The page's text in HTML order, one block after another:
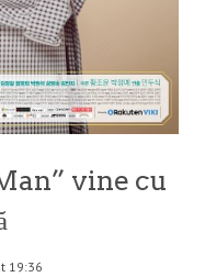
vine cu
19:36